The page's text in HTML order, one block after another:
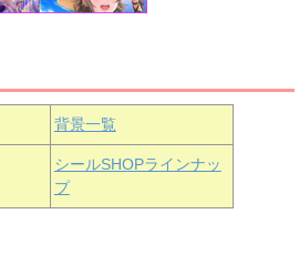
澤ルビィ
の星女学院3年生
王寺璃奈背景一覧
シールSHOPラインナッ
プ